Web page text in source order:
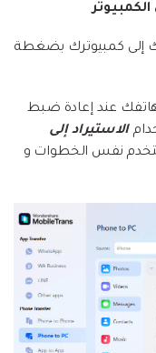
إلى كمبيوترك بضغطة
هاتفك عند إعادة ضبط
الاستيراد إلى
نفس الخطوات و